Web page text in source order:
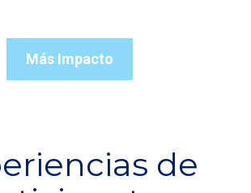
Más Impacto
de